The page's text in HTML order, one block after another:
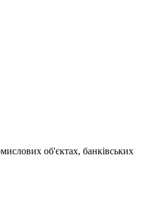
об'єктах, банківських